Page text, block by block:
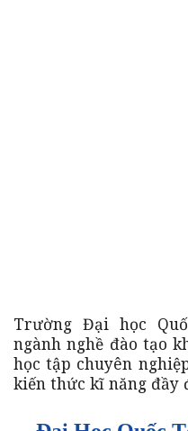
Trường Đại học
ngành nghề đào tạo
học tập chuyên
kiến thức kĩ năng đầy